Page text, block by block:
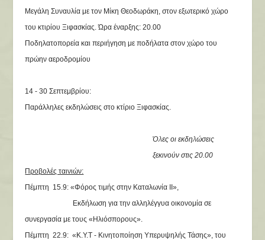
Μεγάλη Συναυλία με τον Μίκη Θεοδωράκη, στον εξωτερικό χώρο
του κτιρίου Ξιφασκίας. Ώρα έναρξης: 20.00
Ποδηλατοπορεία και περιήγηση με ποδήλαταστον χώρο του
πρώην αεροδρομίου
14 - 30 Σεπτεμβρίου:
Παράλληλες εκδηλώσεις στο κτίριο Ξιφασκίας.
Όλες οι εκδηλώσεις
ξεκινούν στις 20.00
Προβολές ταινιών:
Πέμπτη 15.9: «Φόρος τιμής στην Καταλωνία ΙΙ»,
Εκδήλωση για την αλληλέγγυα οικονομία σε
συνεργασία με τους «Ηλιόσπορους».
Πέμπτη 22.9: «Κ.Υ.Τ - Κινητοποίηση Υπερυψηλής Τάσης», του